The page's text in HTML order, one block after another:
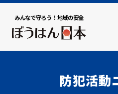
みんなで守ろう！地域の安全
防犯活動